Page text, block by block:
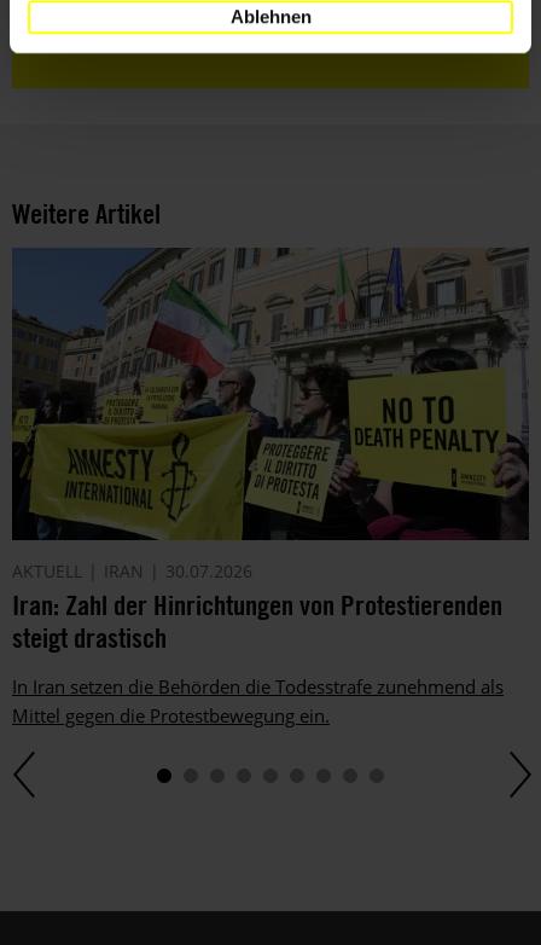
Ablehnen
Nutzungsbedingungengelesen und stimme
ihnen zu.
Weitere Artikel
AKTUELL IRAN 30.07.2026
Iran: Zahl der Hinrichtungen von Protestierenden
steigt drastisch
In Iran setzen die Behörden die Todesstrafe zunehmend als
Mittel gegen die Protestbewegung ein.